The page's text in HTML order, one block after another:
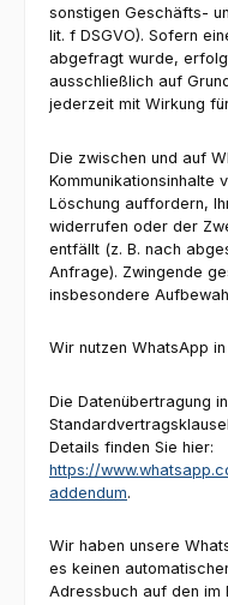
sonstigen Geschäfts-
lit. f DSGVO). Sofern
abgefragt wurde,
ausschließlich auf
jederzeit mit Wirkung
Die zwischen und auf
Kommunikationsinhalte
Löschung auffordern,
widerrufen oder der
entfällt (z. B. nach
Anfrage). Zwingende
insbesondere
Wir nutzen WhatsApp
Die Datenübertragung
Details finden Sie hier:
https://
addendum.
Wir haben unsere
es keinen
Adressbuch auf den im